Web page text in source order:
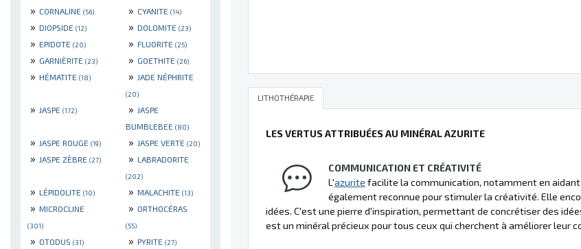
» CORNALINE (56) » CYANITE (14)
» DIOPSIDE (12) » DOLOMITE (23)
» EPIDOTE (20) » FLUORITE (25)
» GARNIÈRITE (23) » GOETHITE (26)
» HÉMATITE (18) » JADE NÉPHRITE
(20)
» JASPE (172) » JASPE
BUMBLEBEE (80)
» JASPE ROUGE (19) » JASPE VERTE (20)
» JASPE ZÈBRE (27) » LABRADORITE
(202)
» LÉPIDOLITE (10) » MALACHITE (13)
» MICROCLINE
(301)
» ORTHOCÉRAS
(55)
» OTODUS (31) » PYRITE (27)
LITHOTHÉRAPIE
LES VERTUS ATTRIBUÉES AU MINÉRAL AZURITE
COMMUNICATION ET CRÉATIVITÉ
L'azurite facilite la communication, notamment en
également reconnue pour stimuler la créativité. Elle
idées. C'est une pierre d'inspiration, permettant de concrétiser des
est un minéral précieux pour tous ceux qui cherchent à améliorer leur